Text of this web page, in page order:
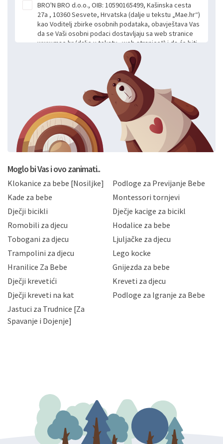
BRO'N BRO d.o.o., OIB: 10590165499, Kašinska cesta
27a , 10360 Sesvete, Hrvatska (dalje u tekstu „Mae.hr“)
kao Voditelj zbirke osobnih podataka, obavještava Vas
da se Vaši osobni podaci dostavljaju sa web stranice
www.mae.hr (dalje u tekstu „web stranice“) i da će biti
obrađeni. Prihvaćanjem ove Izjave smatra se da
slobodno i izričito dajete privolu za prikupljanje i daljnju
obradu Vaših osobnih podataka koje ustupate Mae.hr
putem ovih web stranica u svrhu odgovora i daljnje
komunikacije na Vaš upit poslan kroz kontakt obrazac.
Radi se o dobrovoljnom davanju podataka te ovu
Izjavu niste dužni prihvatiti odnosno niste dužni unositi
svoje osobne podatke u jednu od prijavnih
formi/obrazaca dostupnih na ovim web stranicama.
BRO'N BRO d.o.o. će s Vašim osobnim podacima
postupati sukladno Općoj uredbi o zaštiti podataka
privatnosti i kolačića koju možete pročitati ovdje i
Hrvatske, a uvijek uz primjenu odgovarajućih tehničkih i
sigurnosnih mjera zaštite osobnih podataka od
neovlaštenog pristupa, zlouporabe, otkrivanja,
gubitka ili uništenja. Mae.hr štiti privatnost svojih
korisnika i posjetitelja web stranica, čuva povjerljivost
Vaših osobnih podataka te omogućava pristup i
priopćavanje osobnih podataka samo onim svojim
zaposlenicima kojima su isti potrebni radi provedbe
slučajevima koji su dozvoljeni zakonima. Napominjemo
da možete u svako doba, u potpunosti ili djelomice,
zatražiti prestanak aktivnosti obrade Vaših osobnih
podataka. Opoziv privole možete podnijeti poštom na
gore navedenu adresu ili e-mailom na adresu:
Moglo bi Vas i ovo zanimati..
Klokanice za bebe [Nosiljke]
Podloge za Previjanje Bebe
Kade za bebe
Montessori tornjevi
Dječji bicikli
Dječje kacige za bicikl
Romobili za djecu
Hodalice za bebe
Tobogani za djecu
Ljuljačke za djecu
Trampolini za djecu
Lego kocke
Hranilice Za Bebe
Gnijezda za bebe
Dječji krevetići
Kreveti za djecu
Dječji kreveti na kat
Podloge za Igranje za Bebe
Jastuci za Trudnice [Za
Spavanje i Dojenje]